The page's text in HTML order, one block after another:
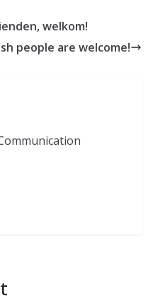
welkom!
people are welcome!